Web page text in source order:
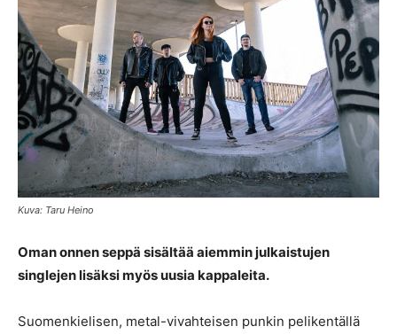
Kuva: Taru Heino
Oman onnen seppä sisältää aiemmin julkaistujen
singlejen lisäksi myös uusia kappaleita.
Suomenkielisen, metal-vivahteisen punkin pelikentällä